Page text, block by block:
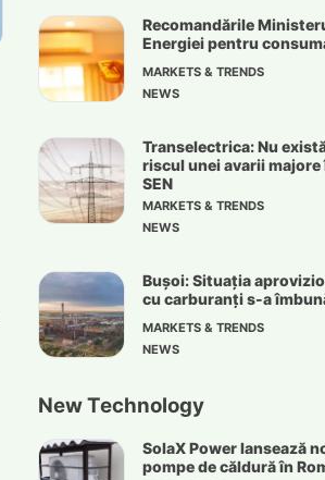
Recomandările
Energiei pentru
MARKETS & TRENDS
NEWS
Transelectrica: Nu
riscul unei avarii majore
SEN
MARKETS & TRENDS
NEWS
Bușoi: Situația
cu carburanți s-a
MARKETS & TRENDS
NEWS
New Technology
SolaX Power lansează
pompe de căldură în